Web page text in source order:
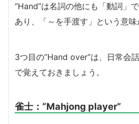
“Hand”は名詞の他にも「動詞」
あり、「～を手渡す」という意味
3つ目の”Hand over”は、日常会
で覚えておきましょう。
雀士： “Mahjong player”